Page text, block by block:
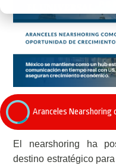
El nearshoring ha
destino estratégico